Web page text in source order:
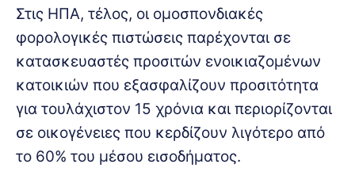
Στις ΗΠΑ, τέλος, οι ομοσπονδιακές
φορολογικές πιστώσεις παρέχονται σε
κατασκευαστές προσιτών ενοικιαζομένων
κατοικιών που εξασφαλίζουν προσιτότητα
για τουλάχιστον 15 χρόνια και περιορίζονται
σε οικογένειες που κερδίζουν λιγότερο από
το 60% του μέσου εισοδήματος.